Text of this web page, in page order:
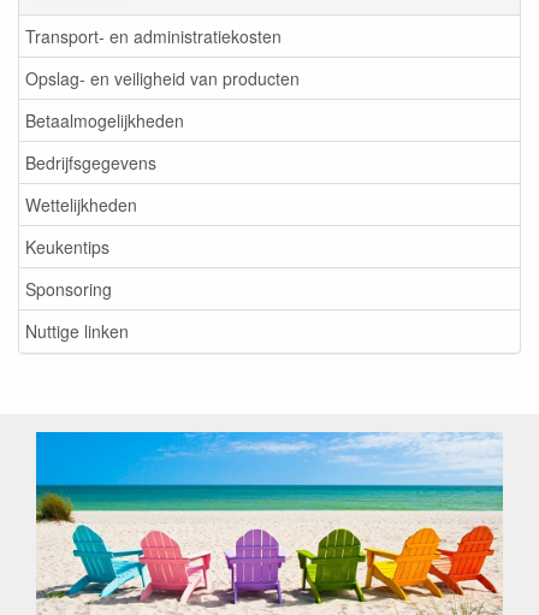
Transport- en administratiekosten
Opslag- en veiligheid van producten
Betaalmogelijkheden
Bedrijfsgegevens
Wettelijkheden
Keukentips
Sponsoring
Nuttige linken